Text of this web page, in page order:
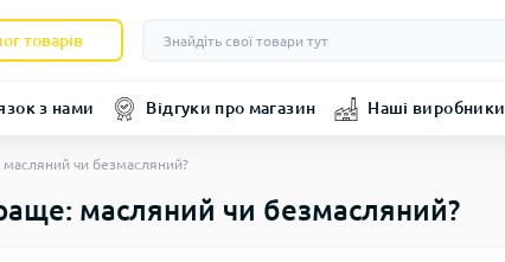
товарів
з нами Відгуки про магазин Наші виробники
чи безмасляний?
масляний чи безмасляний?